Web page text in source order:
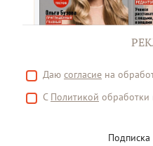
Даю согласие на
С Политикой обработки
Подписка